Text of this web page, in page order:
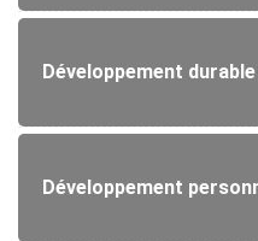
Développement durable
Développement